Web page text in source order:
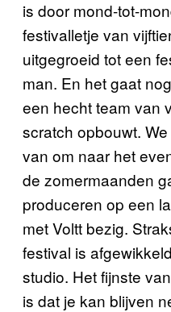
is door mond-tot-
festivalletje van
uitgegroeid tot een
man. En het gaat
een hecht team van
scratch opbouwt.
van om naar het
de zomermaanden
produceren op een
met Voltt bezig.
festival is
studio. Het fijnste
is dat je kan blijven